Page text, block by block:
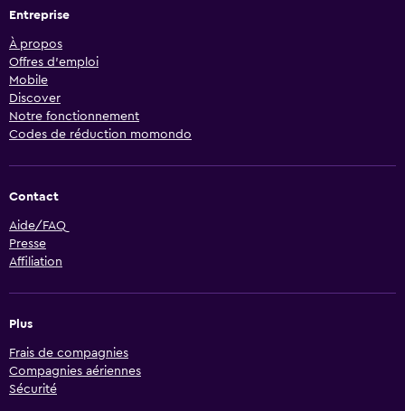
Entreprise
À propos
Offres d’emploi
Mobile
Discover
Notre fonctionnement
Codes de réduction momondo
Contact
Aide/FAQ
Presse
Affiliation
Plus
Frais de compagnies
Compagnies aériennes
Sécurité